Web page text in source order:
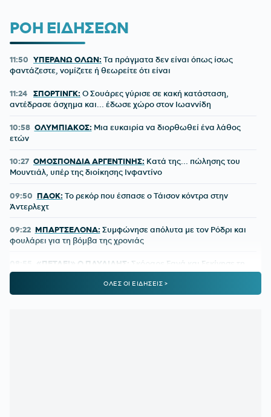
ΡΟΗ ΕΙΔΗΣΕΩΝ
11:50 ΥΠΕΡΑΝΩ ΟΛΩΝ: Τα πράγματα δεν είναι όπως ίσως
φαντάζεστε, νομίζετε ή θεωρείτε ότι είναι
11:24 ΣΠΟΡΤΙΝΓΚ: Ο Σουάρες γύρισε σε κακή κατάσταση,
αντέδρασε άσχημα και... έδωσε χώρο στον Ιωαννίδη
10:58 ΟΛΥΜΠΙΑΚΟΣ: Μια ευκαιρία να διορθωθεί ένα λάθος
ετών
10:27 ΟΜΟΣΠΟΝΔΙΑ ΑΡΓΕΝΤΙΝΗΣ: Κατά της... πώλησης του
Μουντιάλ, υπέρ της διοίκησης Ινφαντίνο
09:50 ΠΑΟΚ: Το ρεκόρ που έσπασε ο Τάισον κόντρα στην
Άντερλεχτ
09:22 ΜΠΑΡΤΣΕΛΟΝΑ: Συμφώνησε απόλυτα με τον Ρόδρι και
φουλάρει για τη βόμβα της χρονιάς
«ΠΕΤΑΕΙ» Ο ΠΑΥΛΙΔΗΣ: Σκόραρε ξανά και ξεκίνησε τη
σεζόν με πέντε γκολ σε τρία ματς
08:30 ΠΑΟΚ:Ήρθε η ώρα των προσωπικοτήτων
ΟΛΕΣ ΟΙ ΕΙΔΗΣΕΙΣ >